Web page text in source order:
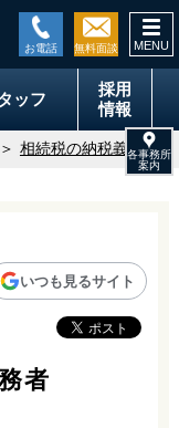
ッフ
採用
情報
相続税の納税義務者
いつも見るサイト
者